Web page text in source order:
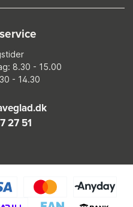
8.30 - 15.00
- 14.30
27 51